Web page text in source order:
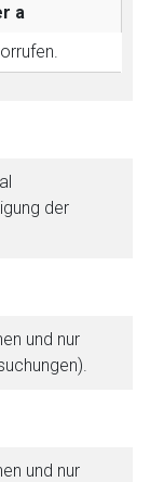
a
der
und nur
und nur